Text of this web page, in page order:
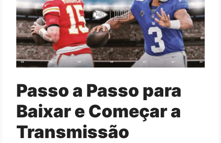
Passo a Passo para
Baixar e Começar a
Transmissão